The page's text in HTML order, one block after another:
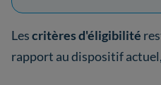
Lescritères d'éligibilité
rapport au dispositif